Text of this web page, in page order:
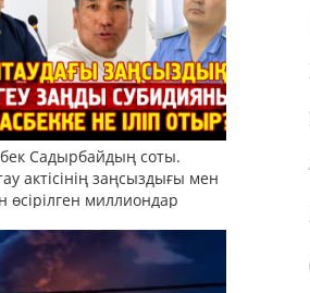
Садырбайдың соты.
актісінің заңсыздығы мен
өсірілген миллиондар